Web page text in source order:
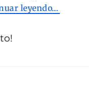
leyendo…